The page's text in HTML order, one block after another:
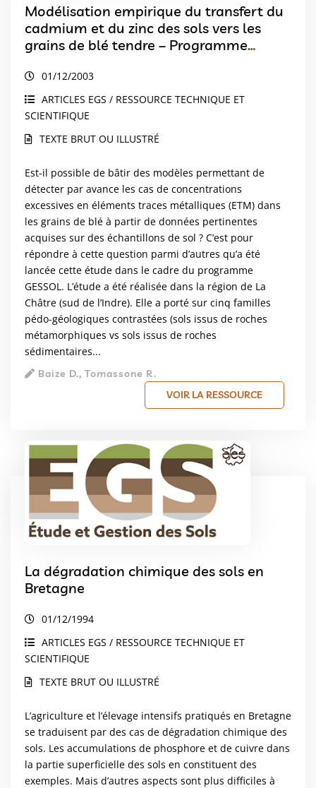
Modélisation empirique du transfert du
cadmium et du zinc des sols vers les
grains de blé tendre – Programme
01/12/2003
ARTICLES EGS / RESSOURCE TECHNIQUE ET
SCIENTIFIQUE
TEXTE BRUT OU ILLUSTRÉ
Est-il possible de bâtir des modèles permettant de
détecter par avance les cas de concentrations
excessives en éléments traces métalliques (ETM) dans
les grains de blé à partir de données pertinentes
acquises sur des échantillons de sol ? C’est pour
répondre à cette question parmi d’autres qu’a été
lancée cette étude dans le cadre du programme
GESSOL. L’étude a été réalisée dans la région de La
Châtre (sud de l’Indre). Elle a porté sur cinq familles
pédo-géologiques contrastées (sols issus de roches
métamorphiques vs sols issus de roches
sédimentaires...
Baize D., Tomassone R.
VOIR LA RESSOURCE
La dégradation chimique des sols en
Bretagne
01/12/1994
ARTICLES EGS / RESSOURCE TECHNIQUE ET
SCIENTIFIQUE
TEXTE BRUT OU ILLUSTRÉ
L’agriculture et l’élevage intensifs pratiqués en Bretagne
se traduisent par des cas de dégradation chimique des
sols. Les accumulations de phosphore et de cuivre dans
la partie superficielle des sols en constituent des
exemples. Mais d’autres aspects sont plus difficiles à